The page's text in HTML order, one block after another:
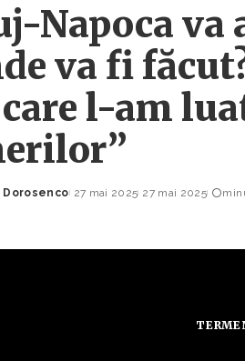
Napoca va
va fi
care l-am
Dorosenco 27 mai 2025 27 mai 2025